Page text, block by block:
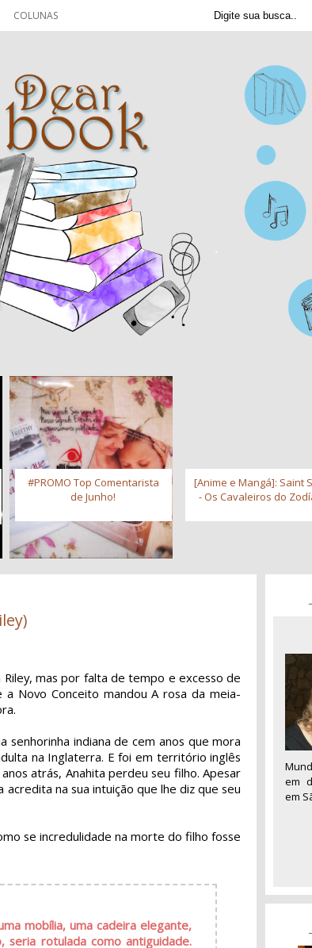
COLUNAS
#PROMO Top Comentarista
de Junho!
[Anime e Mangá]: Saint
- Os Cavaleiros do
mas por falta de tempo e excesso de
Novo Conceito mandou A rosa da meia-
senhorinha indiana de cem anos que mora
na Inglaterra. E foi em território inglês
atrás, Anahita perdeu seu filho. Apesar
na sua intuição que lhe diz que seu
se incredulidade na morte do filho fosse
mobília, uma cadeira elegante,
seria rotulada como antiguidade.
em
em